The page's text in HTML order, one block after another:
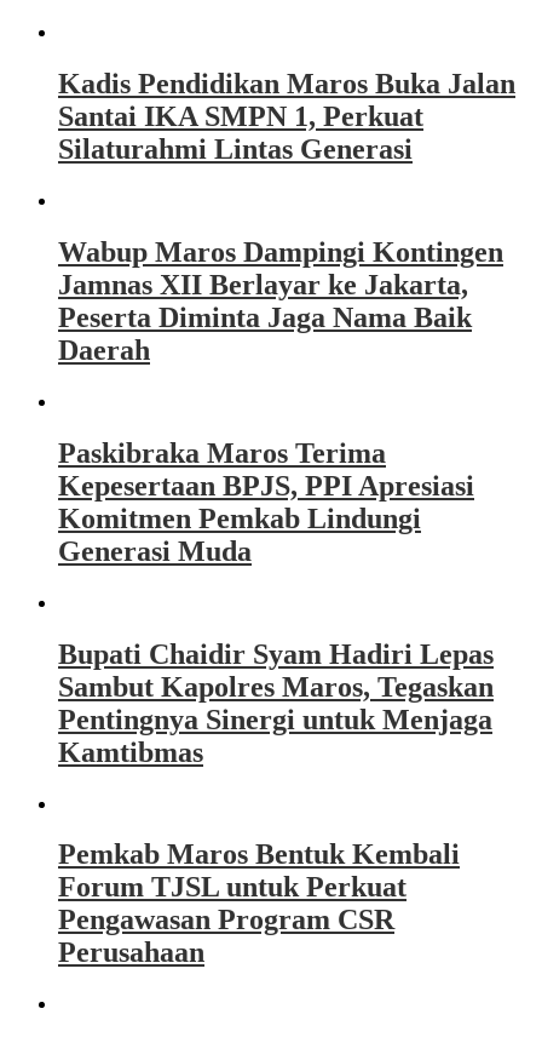
Kadis Pendidikan Maros Buka Jalan
Santai IKA SMPN 1, Perkuat
Silaturahmi Lintas Generasi
Wabup Maros Dampingi Kontingen
Jamnas XII Berlayar ke Jakarta,
Peserta Diminta Jaga Nama Baik
Daerah
Paskibraka Maros Terima
Kepesertaan BPJS, PPI Apresiasi
Komitmen Pemkab Lindungi
Generasi Muda
Bupati Chaidir Syam Hadiri Lepas
Sambut Kapolres Maros, Tegaskan
Pentingnya Sinergi untuk Menjaga
Kamtibmas
Pemkab Maros Bentuk Kembali
Forum TJSL untuk Perkuat
Pengawasan Program CSR
Perusahaan